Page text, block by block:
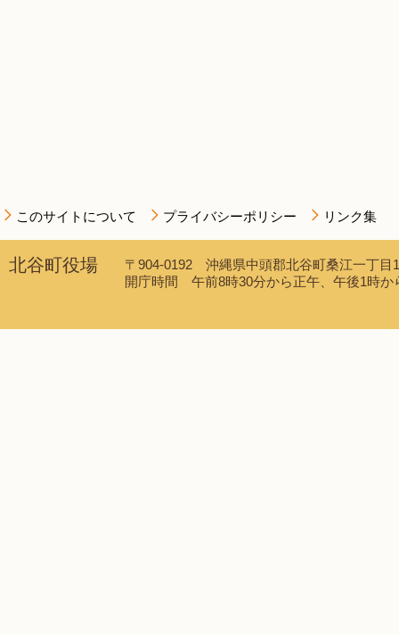
このサイトについて プライバシーポリシー リンク集
北谷町役場
〒904-0192 沖縄県中頭郡北谷町桑江一丁
開庁時間 午前8時30分から正午、午後1時か